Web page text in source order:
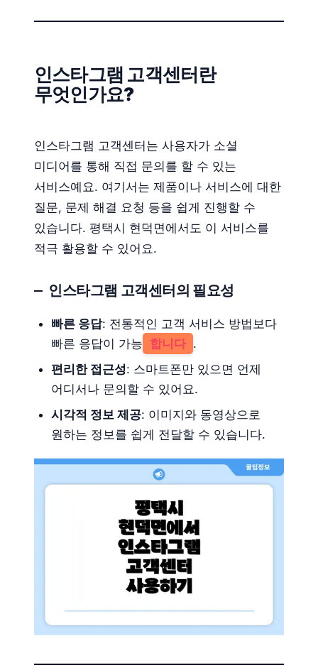
인스타그램 고객센터란
무엇인가요?
인스타그램 고객센터는 사용자가 소셜
미디어를 통해 직접 문의를 할 수 있는
서비스예요. 여기서는 제품이나 서비스에 대한
질문, 문제 해결 요청 등을 쉽게 진행할 수
있습니다. 평택시 현덕면에서도 이 서비스를
적극 활용할 수 있어요.
인스타그램 고객센터의 필요성
빠른 응답: 전통적인 고객 서비스 방법보다
빠른 응답이 가능 합니다 .
편리한 접근성: 스마트폰만 있으면 언제
어디서나 문의할 수 있어요.
시각적 정보 제공: 이미지와 동영상으로
원하는 정보를 쉽게 전달할 수 있습니다.